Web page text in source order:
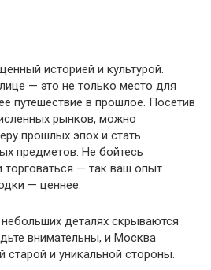
историей и культурой.
— это не только место для
путешествие в прошлое. Посетив
рынков, можно
прошлых эпох и стать
предметов. Не бойтесь
торговаться — так ваш опыт
— ценнее.
деталях скрываются
внимательны, и Москва
старой и уникальной стороны.